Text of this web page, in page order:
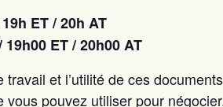
ET / 20h AT
ET / 20h00 AT
et l’utilité de ces
pouvez utiliser pour